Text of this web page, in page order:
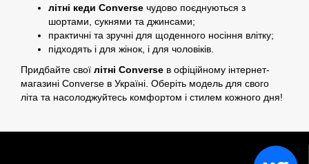
літні кеди Converse чудово поєднуються з
шортами, сукнями та джинсами;
практичні та зручні для щоденного носіння влітку;
підходять і для жінок, і для чоловіків.
Придбайте свої літні Converse в офіційному інтернет-
магазині Converse в Україні. Оберіть модель для свого
літа та насолоджуйтесь комфортом і стилем кожного дня!